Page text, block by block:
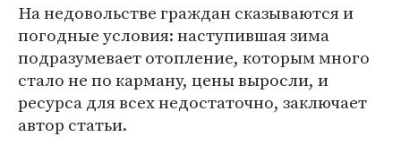
На недовольстве граждан сказываются и
погодные условия: наступившая зима
подразумевает отопление, которым много
стало не по карману, цены выросли, и
ресурса для всех недостаточно, заключает
автор статьи.